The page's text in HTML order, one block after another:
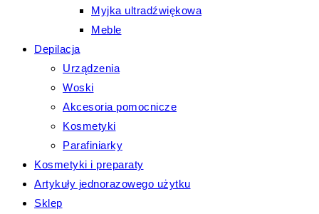
Myjka ultradźwiękowa
Meble
Depilacja
Urządzenia
Woski
Akcesoria pomocnicze
Kosmetyki
Parafiniarky
Kosmetyki i preparaty
Artykuły jednorazowego użytku
Sklep